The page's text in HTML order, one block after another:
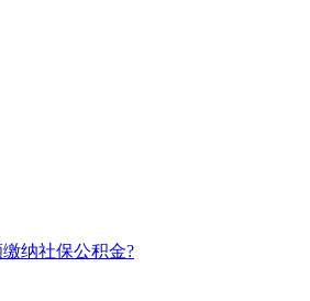
纳社保公积金?